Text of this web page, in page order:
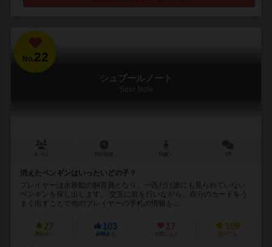
No.22
シュプールノート
Spur Note
消えたペンギンはいったいどの子？
プレイヤーは水族館の飼育員となり、一匹だけ誰にも見られていない
ペンギンを探し出します。 交互に親を行いながら、自分のカードをう
まく出すことで他のプレイヤーの手札の情報を...
27
興味あり
103
経験あり
17
お気に入り
109
持ってる